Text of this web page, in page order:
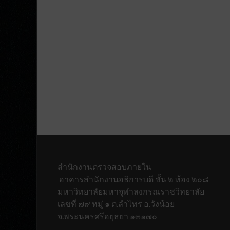
สำนักงานตรวจสอบภายใน
อาคารสำนักงานอธิการบดี ชั้น ๒ ห้อง ๒๐๘
มหาวิทยาลัยมหาจุฬาลงกรณราชวิทยาลัย
เลขที่ ๗๙ หมู่ ๑ ต.ลำไทร อ.วังน้อย
จ.พระนครศรีอยุธยา ๑๓๑๗๐